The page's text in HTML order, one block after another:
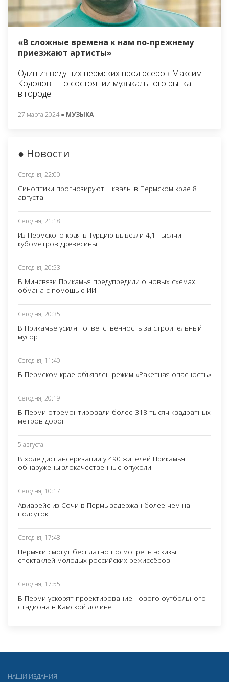
«В сложные времена к нам по-прежнему
приезжают артисты»
Один из ведущих пермских продюсеров Максим
Кодолов — о состоянии музыкального рынка
в городе
27 марта 2024● МУЗЫКА
● Новости
Сегодня, 22:00
Синоптики прогнозируют шквалы в Пермском крае 8
августа
Сегодня, 21:18
Из Пермского края в Турцию вывезли 4,1 тысячи
кубометров древесины
Сегодня, 20:53
В Минсвязи Прикамья предупредили о новых схемах
обмана с помощью ИИ
Сегодня, 20:35
В Прикамье усилят ответственность за строительный
мусор
Сегодня, 11:40
В Пермском крае объявлен режим «Ракетная опасность»
Сегодня, 20:19
В Перми отремонтировали более 318 тысяч квадратных
метров дорог
5 августа
В ходе диспансеризации у 490 жителей Прикамья
обнаружены злокачественные опухоли
Сегодня, 10:17
Авиарейс из Сочи в Пермь задержан более чем на
полсуток
Сегодня, 17:48
Пермяки смогут бесплатно посмотреть эскизы
спектаклей молодых российских режиссёров
Сегодня, 17:55
В Перми ускорят проектирование нового футбольного
стадиона в Камской долине
НАШИ ИЗДАНИЯ